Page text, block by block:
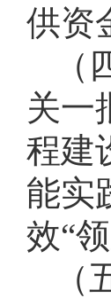
供资
关一
程建
能实
效“